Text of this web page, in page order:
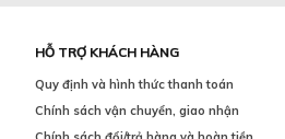
HỖ TRỢ KHÁCH HÀNG
Quy định và hình thức thanh toán
Chính sách vận chuyển, giao nhận